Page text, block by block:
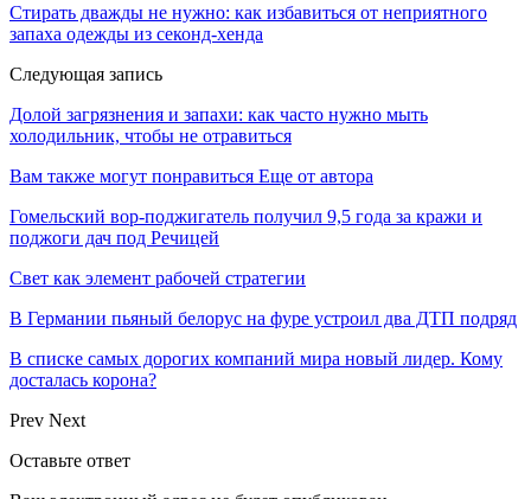
Стирать дважды не нужно: как избавиться от неприятного
запаха одежды из секонд-хенда
Следующая запись
Долой загрязнения и запахи: как часто нужно мыть
холодильник, чтобы не отравиться
Вам также могут понравиться Еще от автора
Гомельский вор-поджигатель получил 9,5 года за кражи и
поджоги дач под Речицей
Свет как элемент рабочей стратегии
В Германии пьяный белорус на фуре устроил два ДТП подряд
В списке самых дорогих компаний мира новый лидер. Кому
досталась корона?
Prev Next
Оставьте ответ